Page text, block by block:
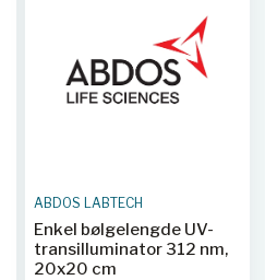
ABDOS LABTECH
Enkel bølgelengde UV-
transilluminator 312 nm,
20x20 cm